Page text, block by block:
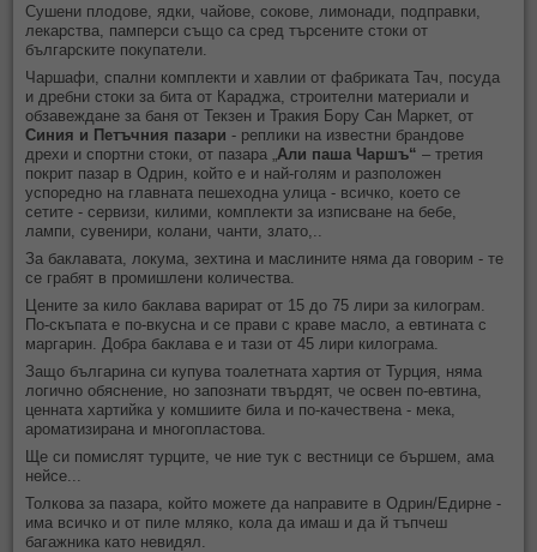
Сушени плодове, ядки, чайове, сокове, лимонади, подправки,
лекарства, памперси също са сред търсените стоки от
българските покупатели.
Чаршафи, спални комплекти и хавлии от фабриката Тач, посуда
и дребни стоки за бита от Караджа, строителни материали и
обзавеждане за баня от Текзен и Тракия Бору Сан Маркет, от
Синия и Петъчния пазари - реплики на известни брандове
дрехи и спортни стоки, от пазара „ Али паша Чаршъ“ – третия
покрит пазар в Одрин, който е и най-голям и разположен
успоредно на главната пешеходна улица - всичко, което се
сетите - сервизи, килими, комплекти за изписване на бебе,
лампи, сувенири, колани, чанти, злато,..
За баклавата, локума, зехтина и маслините няма да говорим - те
се грабят в промишлени количества.
Цените за кило баклава варират от 15 до 75 лири за килограм.
По-скъпата е по-вкусна и се прави с краве масло, а евтината с
маргарин. Добра баклава е и тази от 45 лири килограма.
Защо българина си купува тоалетната хартия от Турция, няма
логично обяснение, но запознати твърдят, че освен по-евтина,
ценната хартийка у комшиите била и по-качествена - мека,
ароматизирана и многопластова.
Ще си помислят турците, че ние тук с вестници се бършем, ама
нейсе...
Толкова за пазара, който можете да направите в Одрин/Едирне -
има всичко и от пиле мляко, кола да имаш и да й тъпчеш
багажника като невидял.